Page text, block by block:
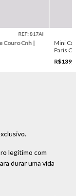
REF: 817AI
Couro Cnh |
Mini
Paris
legítimo com
durar uma vida